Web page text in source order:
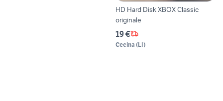
HD Hard Disk XBOX Classic
originale
19 €
Cecina (LI)